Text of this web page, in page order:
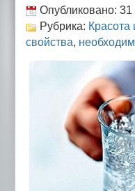
Опубликовано:
Рубрика: Красота
свойства,